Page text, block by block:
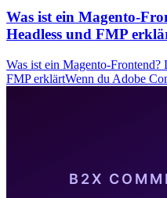
Was ist ein Magento-
Headless und FMP
Was ist ein Magento-
FMP erklärtWenn du Adobe